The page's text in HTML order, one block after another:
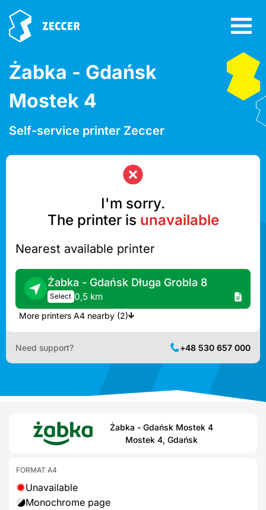
Żabka - Gdańsk
Mostek 4
Self-service printer Zeccer
I'm sorry.
The printer is unavailable
Nearest available printer
Żabka - Gdańsk Długa Grobla 8
Select 0,5 km
More printers A4 nearby (2)
Need support? +48 530 657 000
Żabka - Gdańsk Mostek 4
Mostek 4, Gdańsk
FORMAT A4
Unavailable
Monochrome page